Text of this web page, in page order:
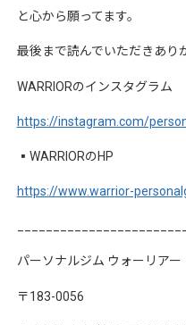
と心から願ってます。
最後まで読んでいただきあり
WARRIORのインスタグラム
https://instagram.com/
▪︎ WARRIORのHP
https://www.warrior-
パーソナルジム ウォーリアー
〒183-0056